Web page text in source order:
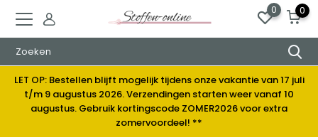
0 0
LET OP: Bestellen blijft mogelijk tijdens onze vakantie van 17 juli
t/m 9 augustus 2026. Verzendingen starten weer vanaf 10
augustus. Gebruik kortingscode ZOMER2026 voor extra
zomervoordeel! **